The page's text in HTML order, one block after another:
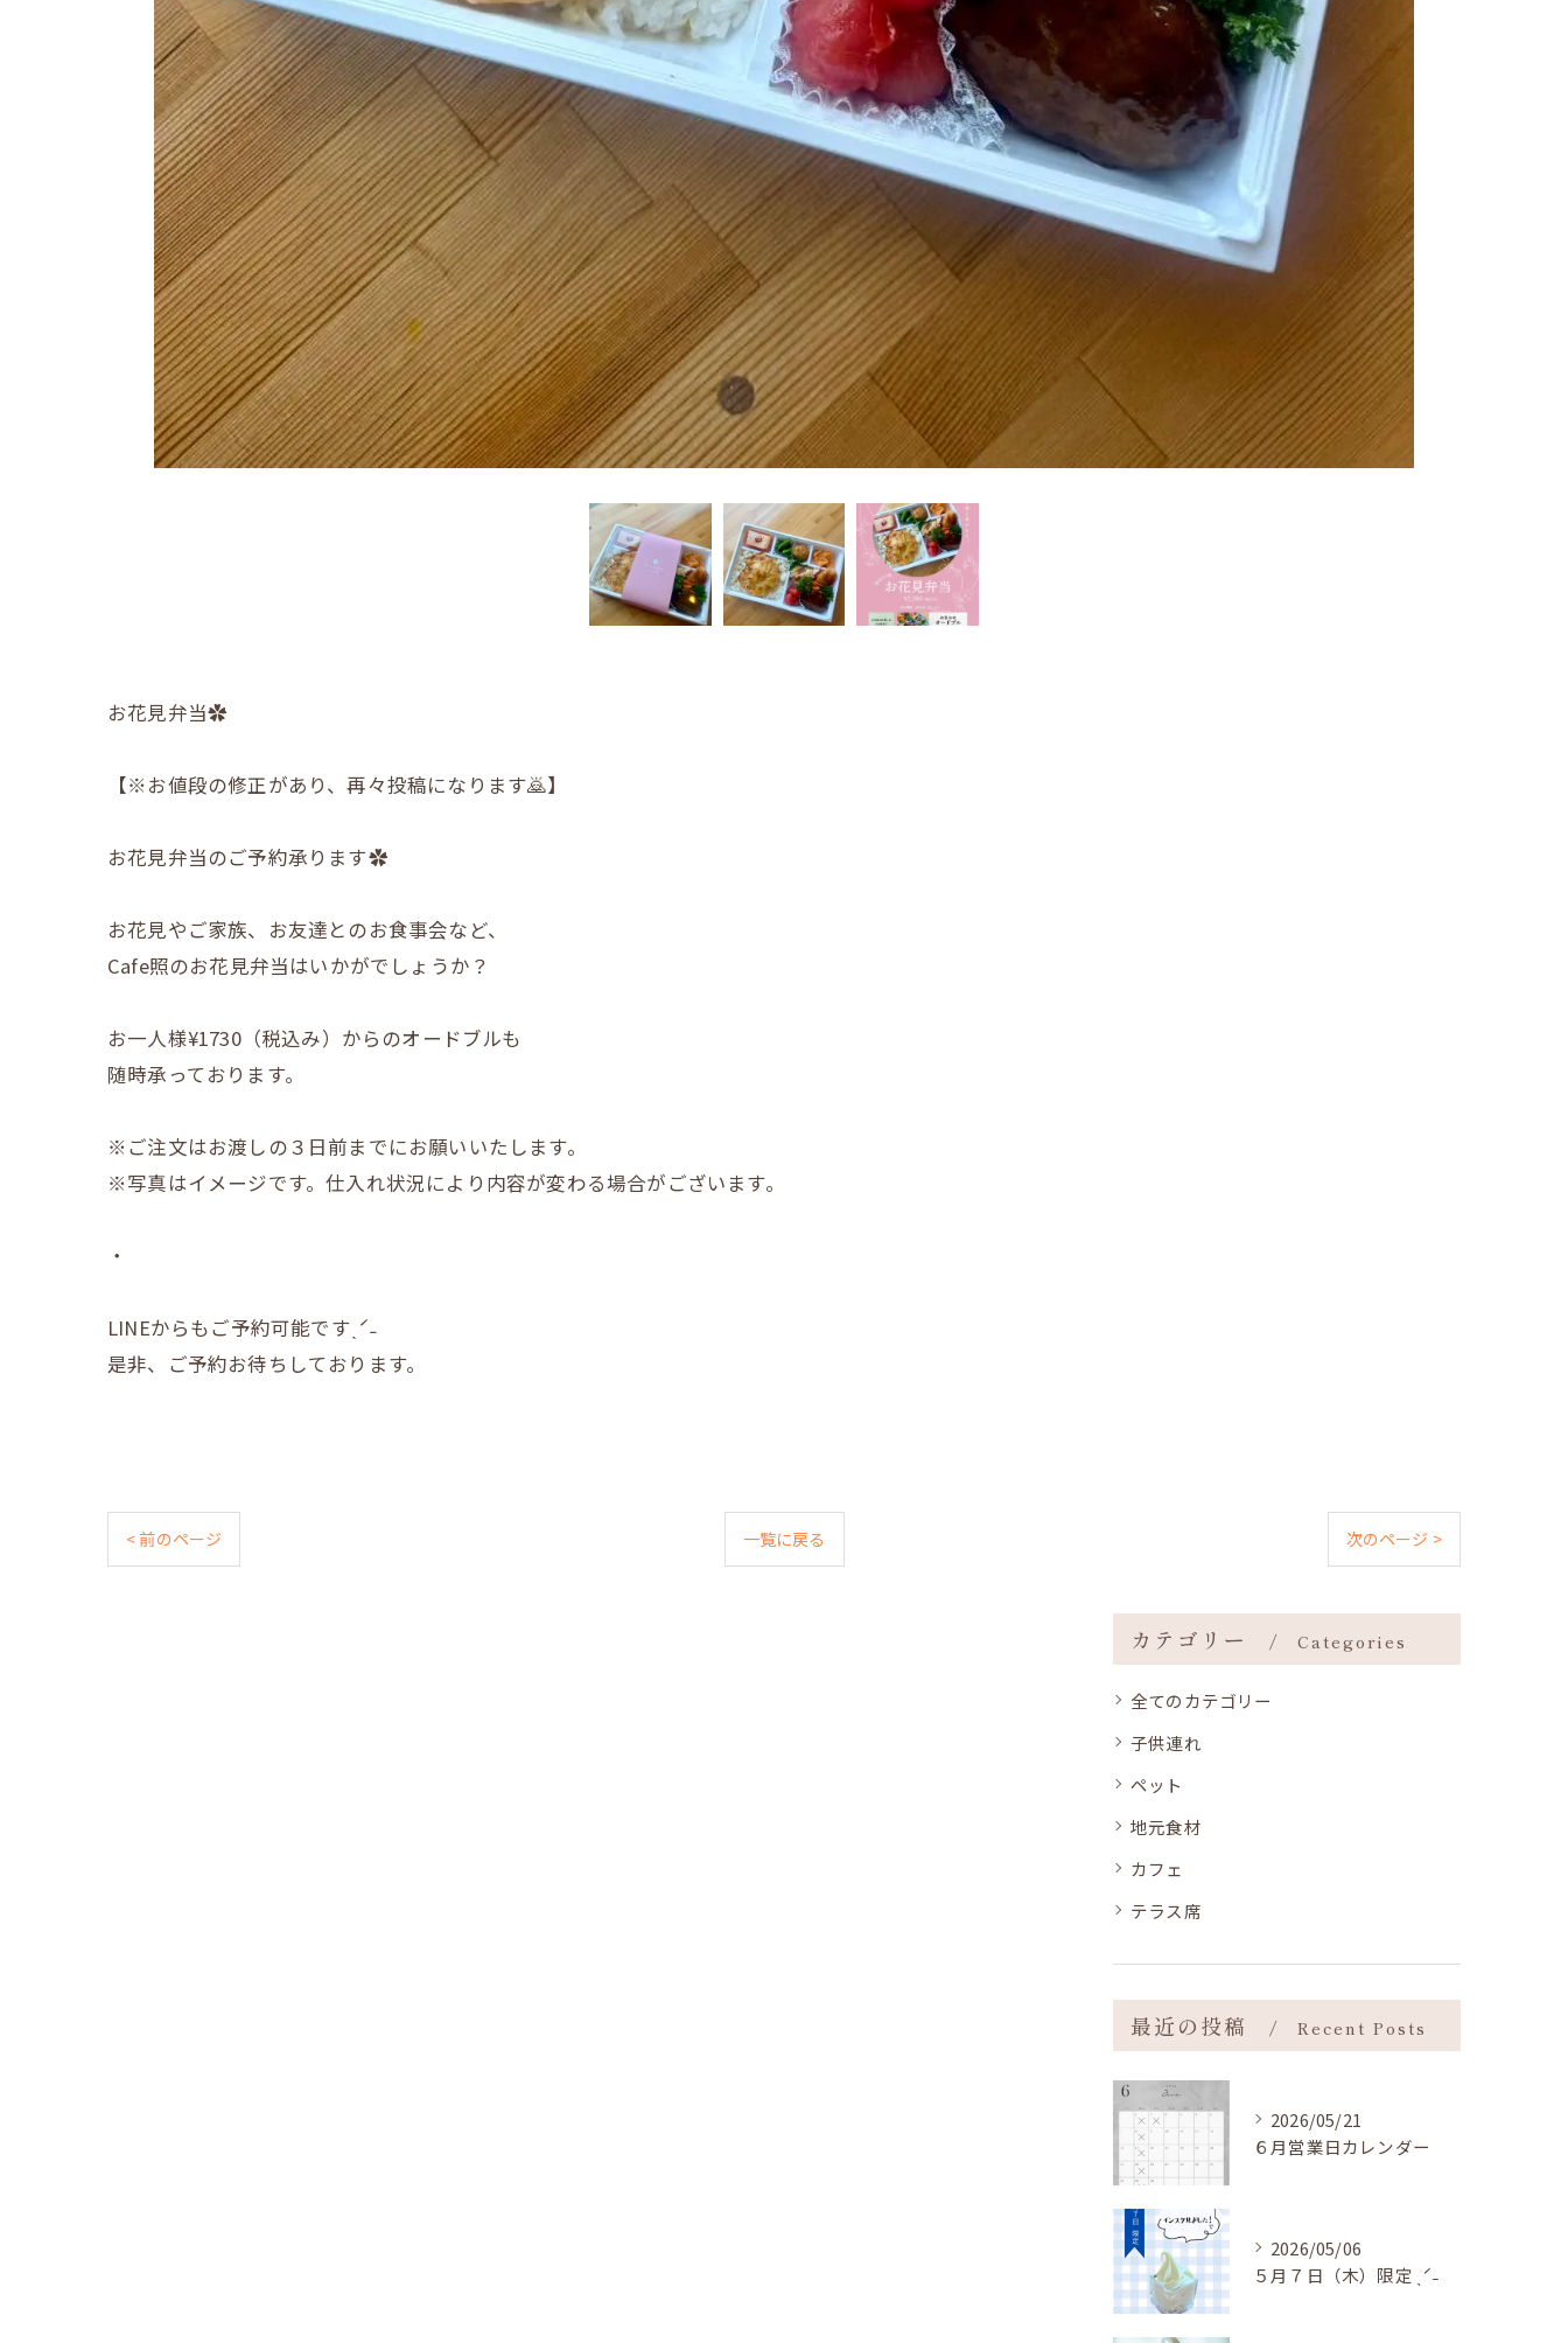
お花見弁当✿
【※お値段の修正があり、再々投稿になります🙇】
お花見弁当のご予約承ります✿
お花見やご家族、お友達とのお食事会など、
Cafe照のお花見弁当はいかがでしょうか？
お一人様¥1730（税込み）からのオードブルも
随時承っております。
※ご注文はお渡しの３日前までにお願いいたします。
※写真はイメージです。仕入れ状況により内容が変わる場合がございます。
・
LINEからもご予約可能ですˎˊ˗
是非、ご予約お待ちしております。
< 前のページ 一覧に戻る 次のページ >
カテゴリー Categories
全てのカテゴリー
子供連れ
ペット
地元食材
カフェ
テラス席
最近の投稿 Recent Posts
2026/05/21
６月営業日カレンダー
2026/05/06
５月７日（木）限定 ˎˊ˗